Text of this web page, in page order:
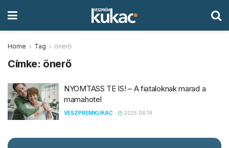
Home Tag önerő
Címke: önerő
NYOMTASS TE IS! – A fiataloknak marad a
mamahotel
VESZPREMKUKAC 2025.06.19.